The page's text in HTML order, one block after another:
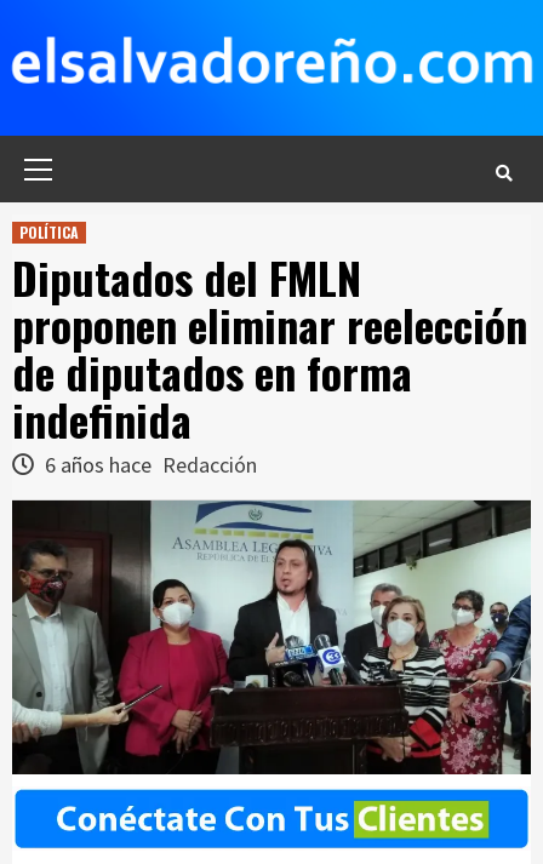
contenido
POLÍTICA
Diputados del FMLN
proponen eliminar reelección
de diputados en forma
indefinida
6 años hace Redacción